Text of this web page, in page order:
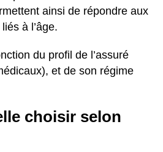
ainsi de répondre aux
à l’âge.
du profil de l’assuré
et de son régime
choisir selon